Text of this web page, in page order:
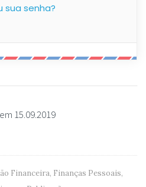
sua senha?
15.09.2019
Financeira, Finanças Pessoais,